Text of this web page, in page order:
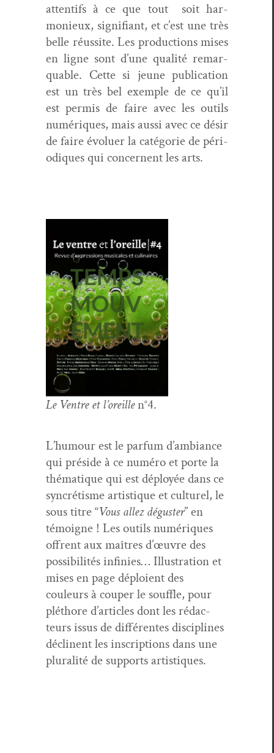
atten­tifs à ce que tout soit har­
monieux, sig­nifi­ant, et c’est une très
belle réus­site. Les pro­duc­tions mis­es
en ligne sont d’une qual­ité remar­
quable. Cette si jeune pub­li­ca­tion
est un très bel exem­ple de ce qu’il
est per­mis de faire avec les out­ils
numériques, mais aus­si avec ce désir
de faire évoluer la caté­gorie de péri­
odiques qui con­cer­nent les arts.
Le Ven­tre et l’or­eillen°4.
L’hu­mour est le par­fum d’am­biance
qui pré­side à ce numéro et porte la
thé­ma­tique qui est déployée dans ce
syn­crétisme artis­tique et cul­turel, le
sous titre “Vous allez déguster” en
témoigne ! Les out­ils numériques
offrent aux maîtres d’œu­vre des
pos­si­bil­ités infinies… Illus­tra­tion et
mis­es en page déploient des
couleurs à couper le souf­fle, pour
pléthore d’ar­ti­cles dont les rédac­
teurs issus de dif­férentes dis­ci­plines
décli­nent les inscrip­tions dans une
plu­ral­ité de sup­ports artistiques.